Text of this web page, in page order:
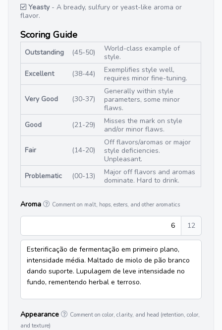
Yeasty- A bready, sulfury or yeast-like aroma or
flavor.
Scoring Guide
Outstanding (45-50)
World-class example of
style.
Excellent
(38-44)
Exemplifies style well,
requires minor fine-tuning.
Very Good (30-37)
Generally within style
parameters, some minor
flaws.
Good
(21-29)
Misses the mark on style
and/or minor flaws.
Fair (14-20)
Off flavors/aromas or major
style deficiencies.
Unpleasant.
Problematic
(00-13)
Major off flavors and aromas
dominate. Hard to drink.
Aroma Comment on malt, hops, esters, and other aromatics
6 12
Esterificação de fermentação em primeiro plano,
intensidade média. Maltado de miolo de pão branco
dando suporte. Lupulagem de leve intensidade no
fundo, rementendo herbal e terroso.
Appearance
Comment on color, clarity, and head (retention, color,
and texture)